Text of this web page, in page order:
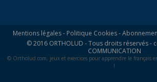
Mentions légales- Politique Cookies-
© 2016 ORTHOLUD - Tous droits réservés -
COMMUNICATION
© Ortholud.com, jeux et exercices pour apprendre le français
!